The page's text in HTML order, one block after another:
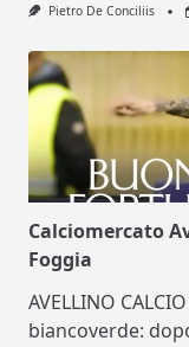
Pietro De Conciliis
Calciomercato
Foggia
AVELLINO
biancoverde: